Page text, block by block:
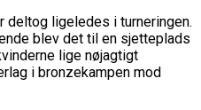
deltog ligeledes i turneringen.
blev det til en sjetteplads
lige nøjagtigt
i bronzekampen mod